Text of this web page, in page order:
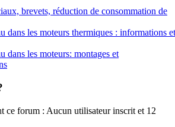
brevets, réduction de consommation de
dans les moteurs thermiques : informations et
dans les moteurs: montages et
ce forum : Aucun utilisateur inscrit et 12